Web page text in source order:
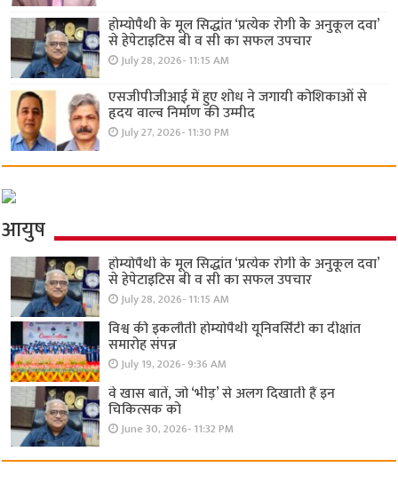
होम्योपैथी के मूल सिद्धांत ‘प्रत्येक रोगी केे अनुकूल दवा’
से हेपेटाइटिस बी व सी का सफल उपचार
July 28, 2026- 11:15 AM
एसजीपीजीआई में हुए शोध ने जगायी कोशिकाओं से
हृदय वाल्व निर्माण की उम्मीद
July 27, 2026- 11:30 PM
आयुष
होम्योपैथी के मूल सिद्धांत ‘प्रत्येक रोगी केे अनुकूल दवा’
से हेपेटाइटिस बी व सी का सफल उपचार
July 28, 2026- 11:15 AM
विश्व की इकलौती होम्योपैथी यूनिवर्सिटी का दीक्षांत
समारोह संपन्न
July 19, 2026- 9:36 AM
वे खास बातें, जो ‘भीड़’ से अलग दिखाती हैं इन
चिकित्सक को
June 30, 2026- 11:32 PM